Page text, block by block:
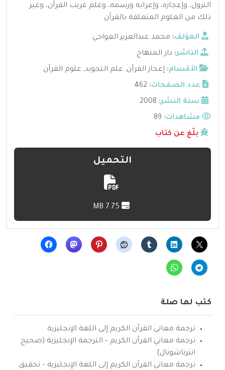
النزول، وإعجازه، وإعرابه ورسمه، وعلم غريب القرآن، وغير
ذلك من العلوم المتعلقة بالقرآن.
المؤلف: محمد عبدالعزيز العواجي
الناشر: دار المنهاج
الأقسام: إعجاز القرآن, علم التجويد, علوم القرآن
عدد الصفحات: 462
سنة النشر: 2008
مشاهدات:
بلّغ عن كتاب
التحميل
كتب لها صلة
ترجمة معاني القرآن الكريم إلى اللغة الإنجليزية
ترجمة معاني القرآن الكريم – الترجمة الإنجليزية (صحيح
انترناشونال)
ترجمة معاني القرآن الكريم إلى اللغة الإنجليزية – تحقيق